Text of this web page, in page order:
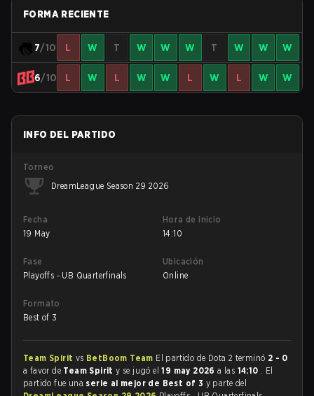
FORMA RECIENTE
7/10 L W T W W W T W W W
6/10 L W L W W L W L W W
INFO DEL PARTIDO
Torneo
DreamLeague Season 29 2026
Fecha
19 May
Hora de inicio
14:10
Fase
Playoffs - UB Quarterfinals
Ubicación
Online
Formato
Best of 3
Team Spirit vs BetBoom Team El partido de Dota 2 terminó 2 - 0
a favor de Team Spirity se jugó el19 may 2026a las 14:10 . El
partido fue una serie al mejor de Best of 3 y parte del